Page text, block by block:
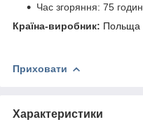
Час згоряння: 75 годин.
Країна-виробник: Польща
Приховати
Характеристики